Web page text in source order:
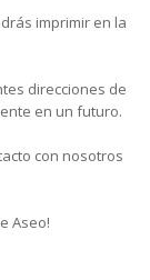
imprimir en la
direcciones de
en un futuro.
con nosotros
Aseo!